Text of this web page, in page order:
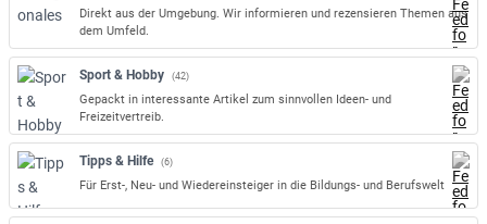
Direkt aus der Umgebung. Wir informieren und rezensieren Themen aus
dem Umfeld.
Sport & Hobby (42)
Gepackt in interessante Artikel zum sinnvollen Ideen- und
Freizeitvertreib.
Tipps & Hilfe (6)
Für Erst-, Neu- und Wiedereinsteiger in die Bildungs- und Berufswelt